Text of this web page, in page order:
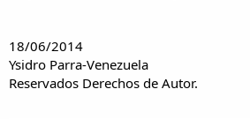
18/06/2014
Ysidro Parra-Venezuela
Reservados Derechos de Autor.